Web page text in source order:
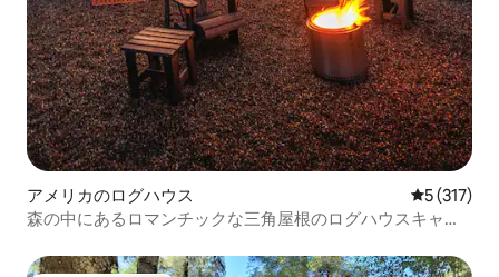
アメリカのログハウス レビュー
5 (317)
森の中にあるロマンチックな三角屋根のログハウスキャビ